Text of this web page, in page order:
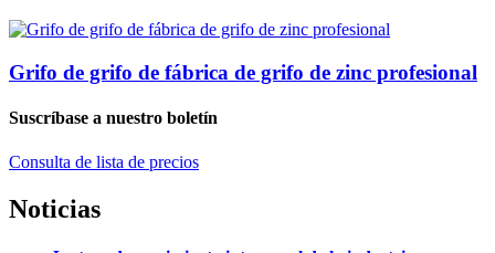
Grifo de grifo de fábrica de grifo de zinc profesional
Suscríbase a nuestro boletín
Consulta de lista de precios
Noticias